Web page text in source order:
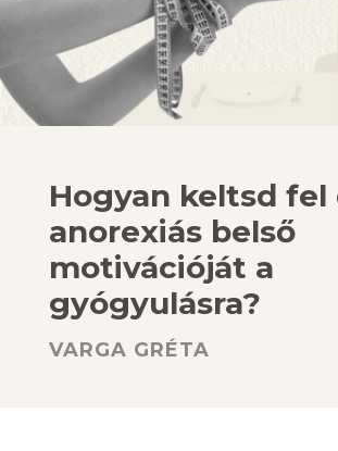
Hogyan keltsd fel
anorexiás belső
motivációját a
gyógyulásra?
VARGA GRÉTA